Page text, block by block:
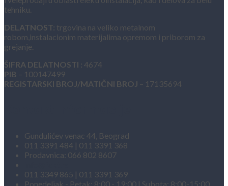
tehniku.
DELATNOST: trgovina na veliko metalnom
robom,instalacionim materijalima opremom i priborom za
grejanje.
ŠIFRA DELATNOSTI : 4674
PIB – 100147499
REGISTARSKI BROJ/MATIČNI BROJ – 17135694
Gundulićev venac 44, Beograd
011 3391 484 | 011 3391 368
Prodavnica: 066 802 8607
011 3349 865 | 011 3391 369
Ponedeljak - Petak: 8:00 - 19:00 | Subota: 8:00-15:00